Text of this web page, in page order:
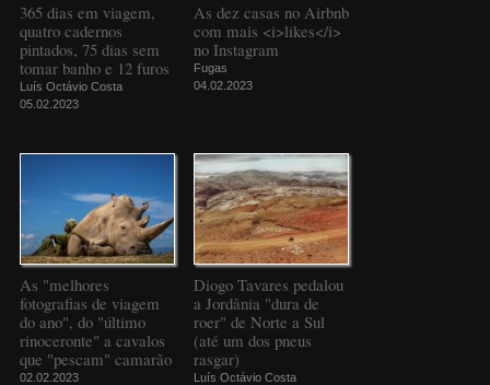
365 dias em viagem,
quatro cadernos
pintados, 75 dias sem
tomar banho e 12 furos
Luís Octávio Costa
05.02.2023
As dez casas no Airbnb
com mais <i>likes</i>
no Instagram
Fugas
04.02.2023
As "melhores
fotografias de viagem
do ano", do "último
rinoceronte" a cavalos
que "pescam" camarão
02.02.2023
Diogo Tavares pedalou
a Jordânia "dura de
roer" de Norte a Sul
(até um dos pneus
rasgar)
Luís Octávio Costa